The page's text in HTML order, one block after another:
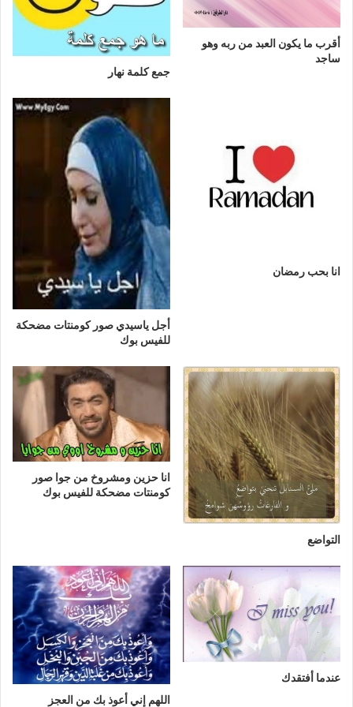
أقرب ما يكون العبد من ربه وهو
ساجد
جمع كلمة نهار
انا بحب رمضان
أجل ياسيدي صور كومنتات مضحكة
للفيس بوك
التواضع
انا حزين ومشروخ من جوا صور
كومنتات مضحكة للفيس بوك
عندما أفتقدك
اللهم إني أعوذ بك من العجز